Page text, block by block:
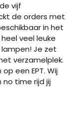
vijf
de orders met
in het
veel leuke
Je zet
verzamelplek.
een EPT. Wij
no time rijd jij